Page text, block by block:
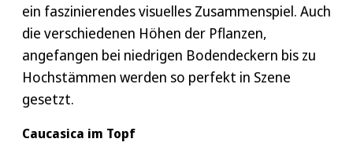
Bewässerung
Obwohl Kaukasischer Kirschlorbeer
grundsätzlich nur in längeren
Trockenperioden gegossen werden muss,
sollten Sie ihn unmittelbar nach dem
Einpflanzen ausreichend wässern und in den
Wenn Sie die Form der Prunus Caucasica ändern
oder verbessern möchten, schneiden Sie die
Äste vorsichtig in die gewünschte Form.
Blattknotens, um das erneute Wachstum zu
ein faszinierendes visuelles Zusammenspiel. Auch
die verschiedenen Höhen der Pflanzen,
angefangen bei niedrigen Bodendeckern bis zu
Hochstämmen werden so perfekt in Szene
gesetzt.
Caucasica im Topf